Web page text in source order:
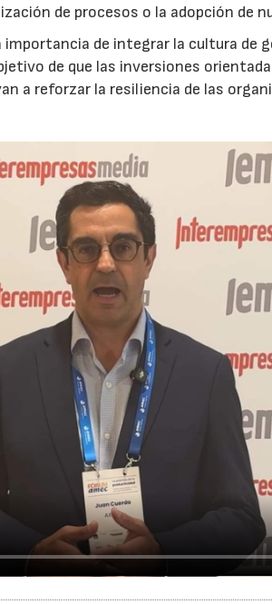
de procesos o la adopción de
de integrar la cultura de
de que las inversiones
a reforzar la resiliencia de las